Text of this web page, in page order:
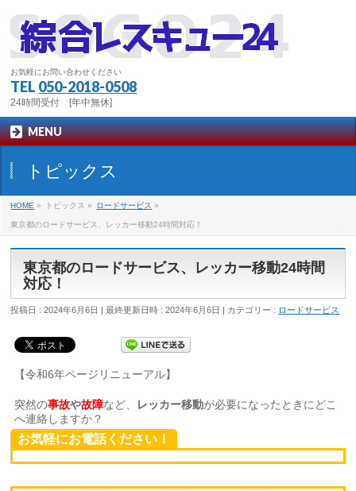
お気軽にお問い合わせください
TEL 050-2018-0508
24時間受付 [年中無休]
MENU
トピックス
HOME » トピックス » ロードサービス »
東京都のロードサービス、レッカー移動24時間対応！
東京都のロードサービス、レッカー移動24時間
対応！
投稿日 : 2024年6月6日 最終更新日時 : 2024年6月6日 カテゴリー : ロードサービス
【令和6年ページリニューアル】
突然の事故や故障など、 レッカー移動が必要になったときにどこ
へ連絡しますか？
お気軽にお電話ください！